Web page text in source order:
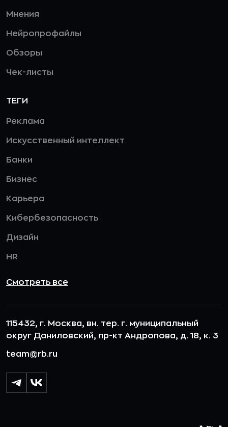
Мнения
Нейропрофайлы
Обзоры
Чек-листы
ТЕГИ
Реклама
Искусственный интеллект
Банки
Бизнес
Карьера
Кибербезопасность
Дизайн
HR
Смотреть все
115432, г. Москва, вн. тер. г. муниципальный
округ Даниловский, пр-кт Андропова, д. 18, к. 3
team@rb.ru